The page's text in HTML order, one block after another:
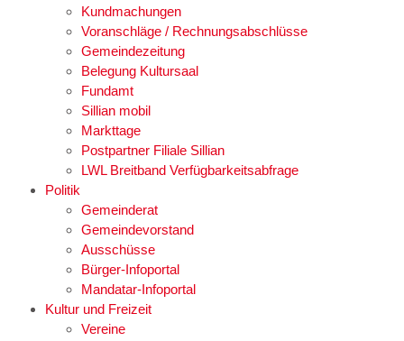
Kundmachungen
Voranschläge / Rechnungsabschlüsse
Gemeindezeitung
Belegung Kultursaal
Fundamt
Sillian mobil
Markttage
Postpartner Filiale Sillian
LWL Breitband Verfügbarkeitsabfrage
Politik
Gemeinderat
Gemeindevorstand
Ausschüsse
Bürger-Infoportal
Mandatar-Infoportal
Kultur und Freizeit
Vereine